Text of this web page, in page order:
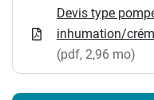
Devis type
inhumation/
(pdf, 2,96 mo)